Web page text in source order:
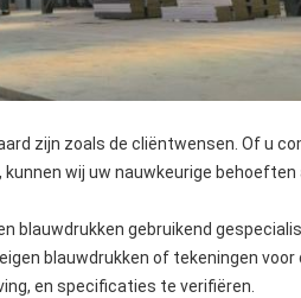
zijn zoals de cliëntwensen. Of u
wij uw nauwkeurige behoeften
blauwdrukken gebruikend
blauwdrukken of tekeningen
en specificaties te verifiëren.